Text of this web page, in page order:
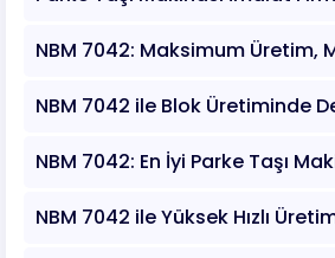
NBM 7042: Maksimum Üretim,
NBM 7042 ile Blok Üretiminde
NBM 7042: En İyi Parke Taşı
NBM 7042 ile Yüksek Hızlı